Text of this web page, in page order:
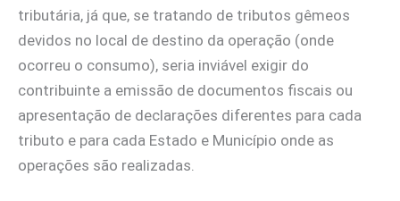
tributária, já que, se tratando de tributos gêmeos
devidos no local de destino da operação (onde
ocorreu o consumo), seria inviável exigir do
contribuinte a emissão de documentos fiscais ou
apresentação de declarações diferentes para cada
tributo e para cada Estado e Município onde as
operações são realizadas.